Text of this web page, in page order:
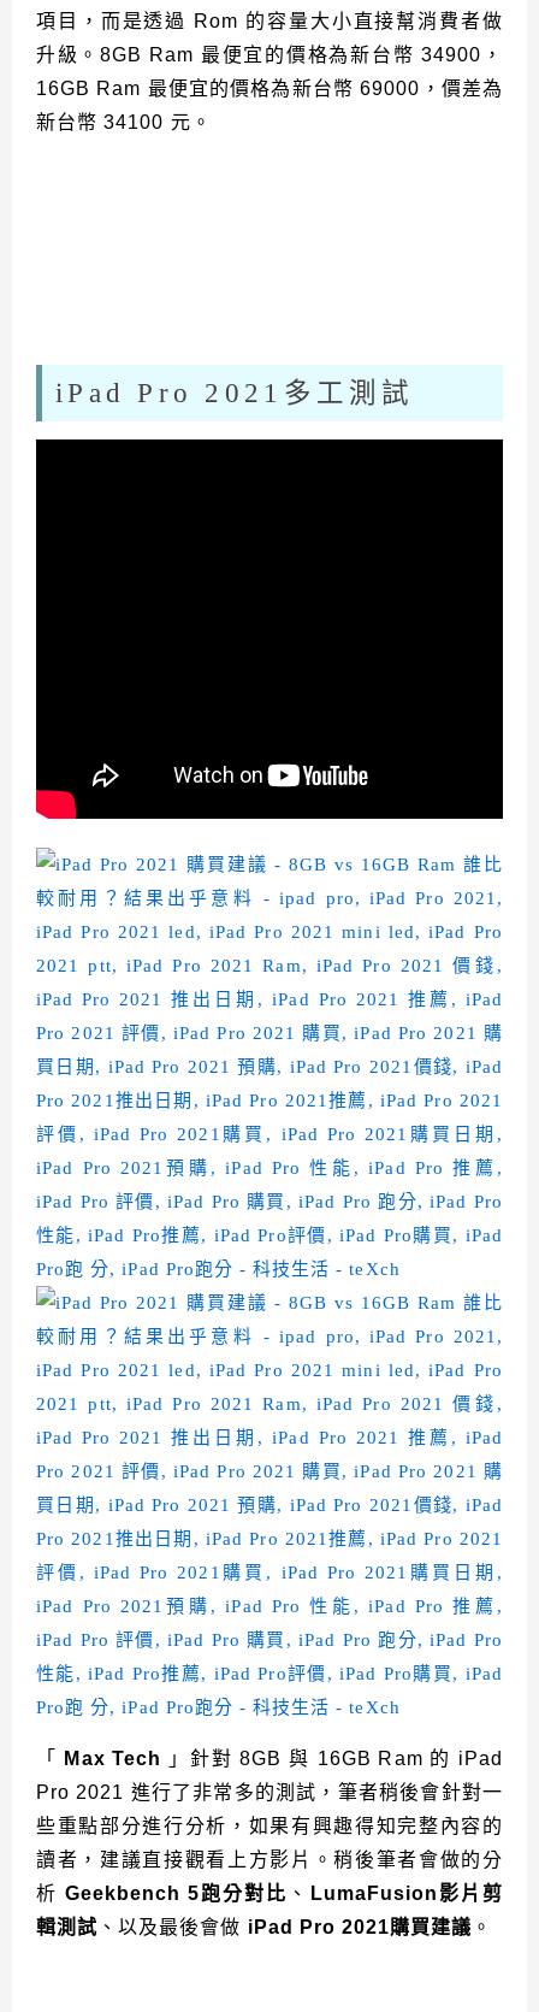
項目，而是透過 Rom 的容量大小直接幫消費者做
升級。8GB Ram 最便宜的價格為新台幣 34900，
16GB Ram 最便宜的價格為新台幣 69000，價差為
新台幣 34100 元。
iPad Pro 2021多工測試
「 Max Tech
」針對 8GB 與 16GB Ram 的 iPad
Pro 2021 進行了非常多的測試，筆者稍後會針對一
些重點部分進行分析，如果有興趣得知完整內容的
讀者，建議直接觀看上方影片。稍後筆者會做的分
析Geekbench 5跑分對比 、
LumaFusion影片剪
輯測試 、以及最後會做 iPad Pro 2021購買建議 。